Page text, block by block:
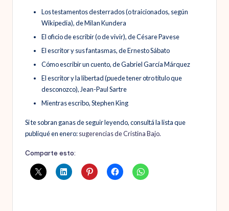
Los testamentos desterrados (o traicionados, según
Wikipedia), de Milan Kundera
El oficio de escribir (o de vivir), de Césare Pavese
El escritor y sus fantasmas, de Ernesto Sábato
Cómo escribir un cuento, de Gabriel García Márquez
El escritor y la libertad (puede tener otro título que
desconozco), Jean-Paul Sartre
Mientras escribo, Stephen King
Si te sobran ganas de seguir leyendo, consultá la lista que
publiqué en enero:sugerencias de Cristina Bajo.
Comparte esto: